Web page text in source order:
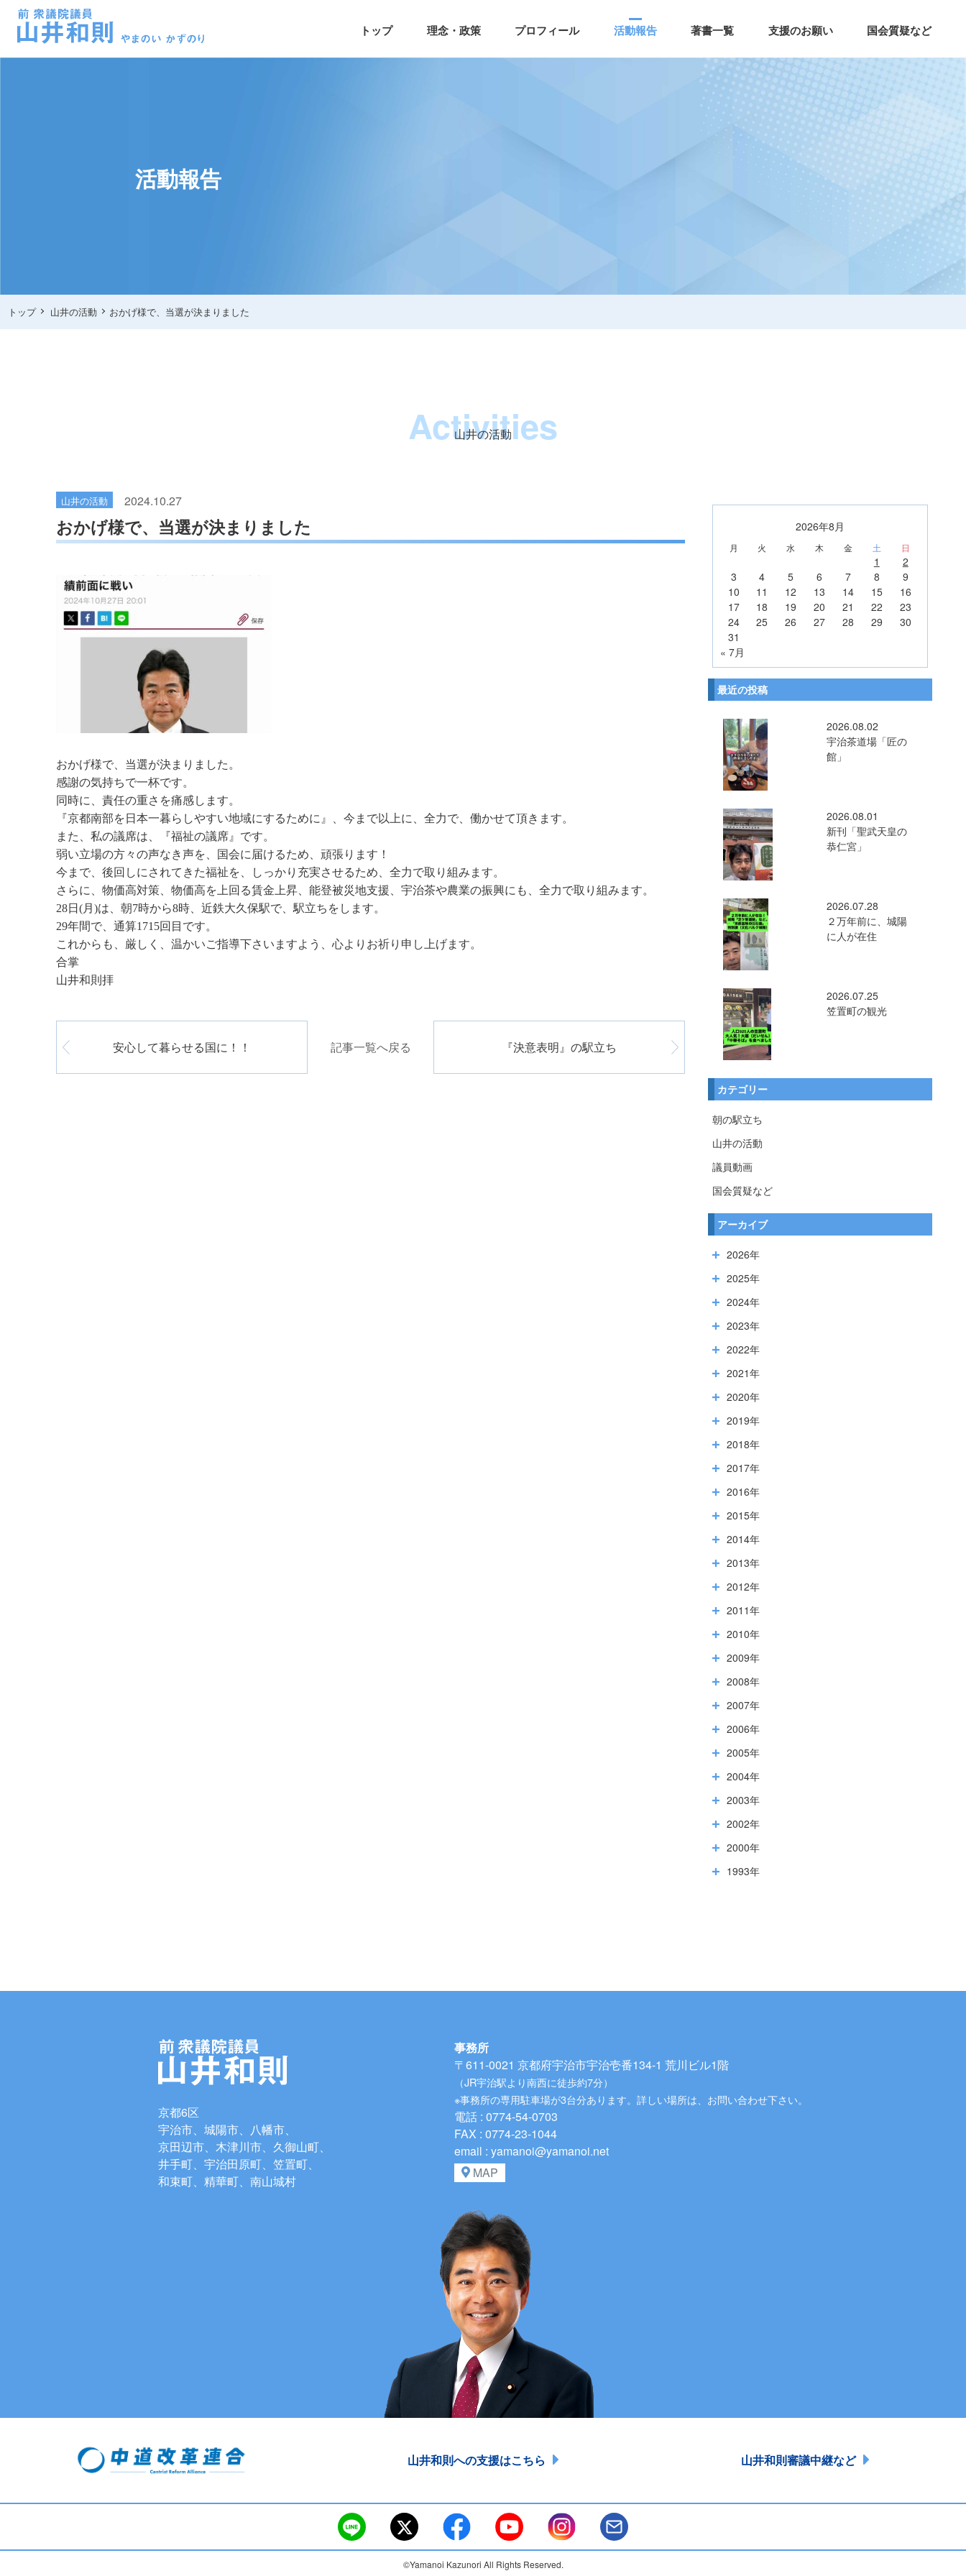
トップ 理念・政策 プロフィール 活動報告 著書一覧 支援のお願い 国会質疑など
活動報告
トップ 山井の活動 おかげ様で、当選が決まりました
Activities
山井の活動
山井の活動 2024.10.27
おかげ様で、当選が決まりました
おかげ様で、当選が決まりました。
感謝の気持ちで一杯です。
同時に、責任の重さを痛感します。
『京都南部を日本一暮らしやすい地域にするために』、今まで以上に、全力で、働かせて頂きます。
また、私の議席は、『福祉の議席』です。
弱い立場の方々の声なき声を、国会に届けるため、頑張ります！
今まで、後回しにされてきた福祉を、しっかり充実させるため、全力で取り組みます。
さらに、物価高対策、物価高を上回る賃金上昇、能登被災地支援、宇治茶や農業の振興にも、全力で取り組みます。
28日(月)は、朝7時から8時、近鉄大久保駅で、駅立ちをします。
29年間で、通算1715回目です。
これからも、厳しく、温かいご指導下さいますよう、心よりお祈り申し上げます。
合掌
山井和則拝
安心して暮らせる国に！！ 記事一覧へ戻る 『決意表明』の駅立ち
2026年8月
月 火 水 木 金 土 日
1
2
3
4 5 6 7 8
9
10
11 12 13 14 15
16
17
18 19 20 21 22
23
24
25 26 27 28 29
30
31
« 7月
最近の投稿
2026.08.02
宇治茶道場「匠の
館」
2026.08.01
新刊「聖武天皇の
恭仁宮」
2026.07.28
２万年前に、城陽
に人が在住
2026.07.25
笠置町の観光
カテゴリー
朝の駅立ち
山井の活動
議員動画
国会質疑など
アーカイブ
2026年
2025年
2024年
2023年
2022年
2021年
2020年
2019年
2018年
2017年
2016年
2015年
2014年
2013年
2012年
2011年
2010年
2009年
2008年
2007年
2006年
2005年
2004年
2003年
2002年
2000年
1993年
京都6区
宇治市、城陽市、八幡市、
京田辺市、木津川市、久御山町、
井手町、宇治田原町、笠置町、
和束町、精華町、南山城村
事務所
〒611-0021 京都府宇治市宇治壱番134-1 荒川ビル1階
（JR宇治駅より南西に徒歩約7分）
※事務所の専用駐車場が3台分あります。 詳しい場所は、お問い合わせ下さい。
電話 : 0774-54-0703
FAX : 0774-23-1044
email : yamanoi@yamanoi.net
MAP
山井和則への支援はこちら 山井和則審議中継など
©Yamanoi Kazunori All Rights Reserved.